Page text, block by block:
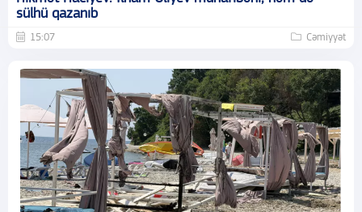
sülhü qazanıb
15:07 Cəmiyyət